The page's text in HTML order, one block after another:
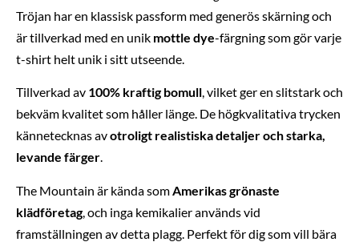
Tröjan har en klassisk passform med generös skärning och
är tillverkad med en unik mottle dye-färgning som gör varje
t-shirt helt unik i sitt utseende.
Tillverkad av 100% kraftig bomull, vilket ger en slitstark och
bekväm kvalitet som håller länge. De högkvalitativa trycken
kännetecknas avotroligt realistiska detaljer och starka,
levande färger.
The Mountain är kända som Amerikas grönaste
klädföretag, och inga kemikalier används vid
framställningen av detta plagg. Perfekt för dig som vill bära